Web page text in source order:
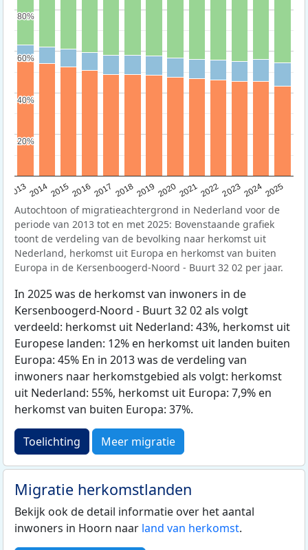
20132014201520162017 20182019 202020212022202320242025
20%
20%
40%
40%
60%
60%
80%
80%
Autochtoon of migratieachtergrond in Nederland voor de
periode van 2013 tot en met 2025: Bovenstaande grafiek
toont de verdeling van de bevolking naar herkomst uit
Nederland, herkomst uit Europa en herkomst van buiten
Europa in de Kersenboogerd-Noord - Buurt 32 02 per jaar.
In 2025 was de herkomst van inwoners in de
Kersenboogerd-Noord - Buurt 32 02 als volgt
verdeeld: herkomst uit Nederland: 43%, herkomst uit
Europese landen: 12% en herkomst uit landen buiten
Europa: 45% En in 2013 was de verdeling van
inwoners naar herkomstgebied als volgt: herkomst
uit Nederland: 55%, herkomst uit Europa: 7,9% en
herkomst van buiten Europa: 37%.
Toelichting Meer migratie
Migratie herkomstlanden
Bekijk ook de detail informatie over het aantal
inwoners in Hoorn naar land van herkomst.